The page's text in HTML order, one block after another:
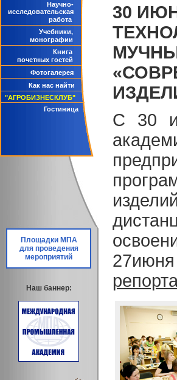
Научно-
исследовательская
работа
Учебники,
монографии
Книга
почетных гостей
Фотогалерея
Как нас найти
"АГРОБИЗНЕСКЛУБ"
Гостиница
Площадки МПА
для проведения
мероприятий
Наш баннер:
30
С 30